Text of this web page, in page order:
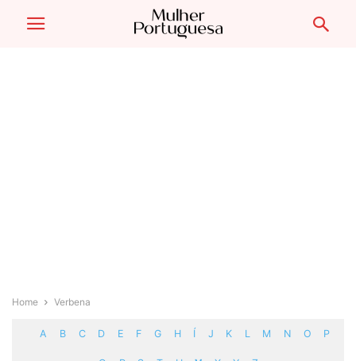
Home Verbena
A B C D E F G H Í J K L M N O P